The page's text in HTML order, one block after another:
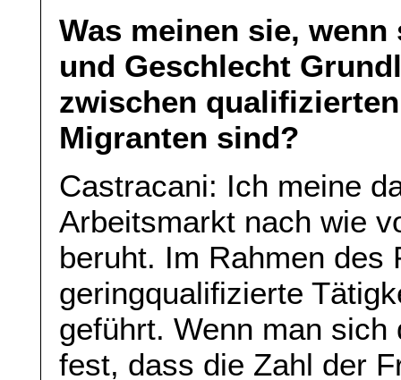
Was meinen sie,
und Geschlecht
zwischen
Migranten sind?
Castracani: Ich meine
Arbeitsmarkt nach wie
beruht. Im Rahmen des
geringqualifizierte
geführt. Wenn man
fest, dass die Zahl der